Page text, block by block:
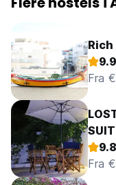
9.9
Fra
9.8
Fra